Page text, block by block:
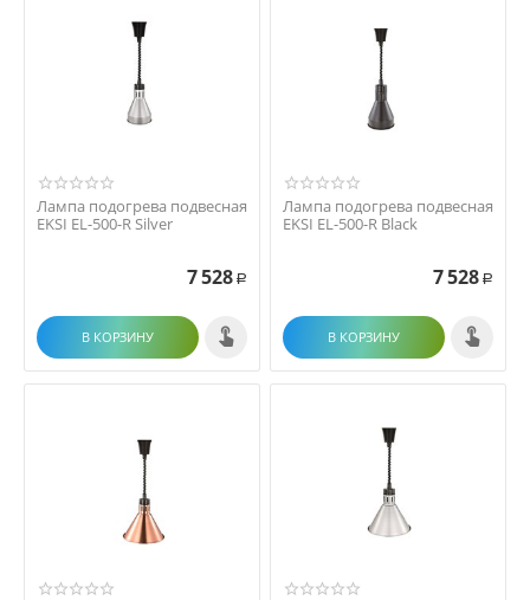
Лампа подогрева подвесная
EKSI EL-500-R Silver
7 528 Р
В КОРЗИНУ
Лампа подогрева подвесная
EKSI EL-500-R Black
7 528 Р
В КОРЗИНУ